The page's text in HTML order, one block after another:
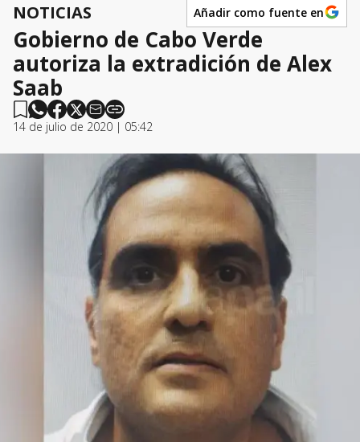
NOTICIAS Añadir como fuente en
Gobierno de Cabo Verde
autoriza la extradición de Alex
Saab
14 de julio de 2020 | 05:42